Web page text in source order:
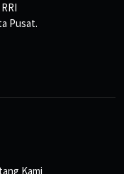
Pusat.
Kami